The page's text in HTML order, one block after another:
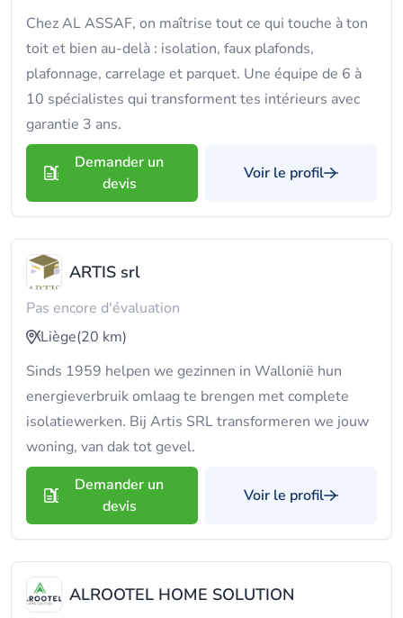
Chez AL ASSAF, on maîtrise tout ce qui touche à ton
toit et bien au-delà : isolation, faux plafonds,
plafonnage, carrelage et parquet. Une équipe de 6 à
10 spécialistes qui transforment tes intérieurs avec
garantie 3 ans.
Demander un
devis
Voir le profil
ARTIS srl
Pas encore d'évaluation
Liège(20 km)
Sinds 1959 helpen we gezinnen in Wallonië hun
energieverbruik omlaag te brengen met complete
isolatiewerken. Bij Artis SRL transformeren we jouw
woning, van dak tot gevel.
Demander un
devis
Voir le profil
ALROOTEL HOME SOLUTION